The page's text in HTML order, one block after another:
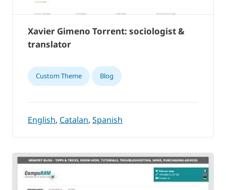
Xavier Gimeno Torrent: sociologist &
translator
Custom Theme Blog
English, Catalan, Spanish